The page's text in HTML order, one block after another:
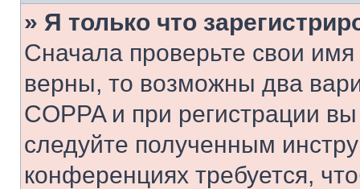
» Я только что
Сначала проверьте свои
верны, то возможны два
COPPA и при регистрации
следуйте полученным
конференциях требуется,